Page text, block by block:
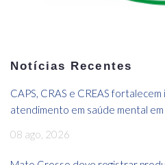
Notícias Recentes
CAPS, CRAS e CREAS
atendimento em saúde mental em
08 ago, 2026